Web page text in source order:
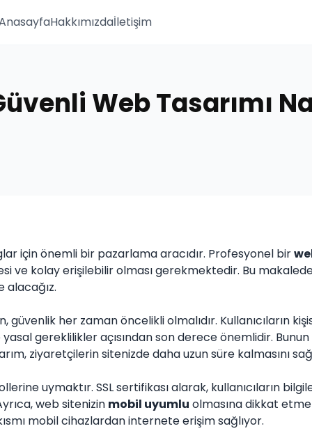
Hakkımızdaİletişim
Web Tasarımı
için önemli bir pazarlama aracıdır. Profesyonel bir
ve kolay erişilebilir olması gerekmektedir. Bu
alacağız.
güvenlik her zaman öncelikli olmalıdır. Kullanıcıların
gereklilikler açısından son derece önemlidir. Bunun
ziyaretçilerin sitenizde daha uzun süre kalmasını
uymaktır. SSL sertifikası alarak, kullanıcıların
web sitenizin mobil uyumlu olmasına dikkat
mobil cihazlardan internete erişim sağlıyor.